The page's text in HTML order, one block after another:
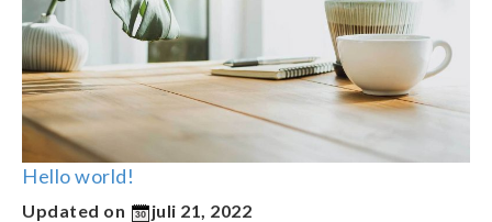
Hello world!
Updated on juli 21, 2022